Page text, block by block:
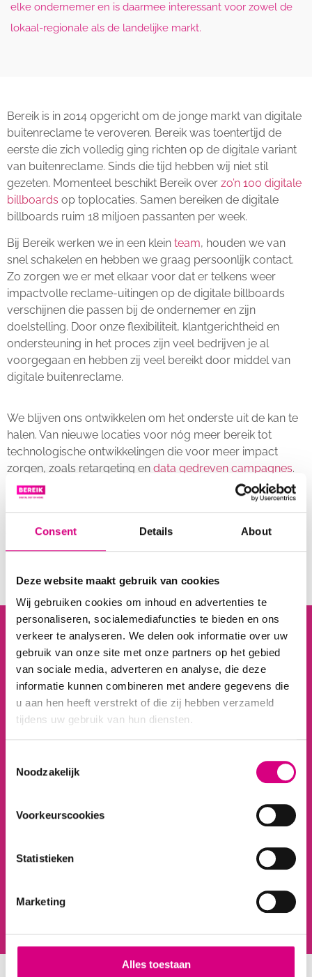
Consent Details About
Deze website maakt gebruik van cookies
Wij gebruiken cookies om inhoud en advertenties te
personaliseren, socialemediafuncties te bieden en ons
verkeer te analyseren. We delen ook informatie over uw
gebruik van onze site met onze partners op het gebied
van sociale media, adverteren en analyse, die deze
informatie kunnen combineren met andere gegevens die
u aan hen heeft verstrekt of die zij hebben verzameld
tijdens uw gebruik van hun diensten.
Selection
Noodzakelijk
Voorkeurscookies
Statistieken
Marketing
Alles toestaan
elke ondernemer en is daarmee interessant voor zowel de
lokaal-regionale als de landelijke markt.
Bereik is in 2014 opgericht om de jonge markt van digitale
buitenreclame te veroveren. Bereik was toentertijd de
eerste die zich volledig ging richten op de digitale variant
van buitenreclame. Sinds die tijd hebben wij niet stil
gezeten. Momenteel beschikt Bereik over zo’n 100 digitale
billboards op toplocaties. Samen bereiken de digitale
billboards ruim 18 miljoen passanten per week.
Bij Bereik werken we in een klein team, houden we van
snel schakelen en hebben we graag persoonlijk contact.
Zo zorgen we er met elkaar voor dat er telkens weer
impactvolle reclame-uitingen op de digitale billboards
verschijnen die passen bij de ondernemer en zijn
doelstelling. Door onze flexibiliteit, klantgerichtheid en
ondersteuning in het proces zijn veel bedrijven je al
voorgegaan en hebben zij veel bereikt door middel van
digitale buitenreclame.
We blijven ons ontwikkelen om het onderste uit de kan te
halen. Van nieuwe locaties voor nóg meer bereik tot
technologische ontwikkelingen die voor meer impact
zorgen, zoals retargeting en data gedreven campagnes.
Bij Bereik maken we digitale buitenreclame graag
toegankelijk voor elke ondernemer. We denken graag met
je mee over welke
adverteermogelijkheid
het beste bij